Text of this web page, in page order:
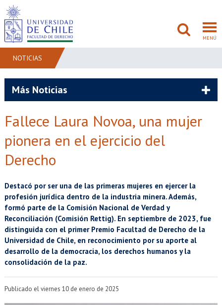
MENÚ
POSTGRADO
BIBLIOTECAS
EXTENSIÓN
Académicos Estudiantes
Egresados
NOTICIAS
Más Noticias
Fallece Laura Novoa, una mujer
pionera en el ejercicio del
Derecho
Destacó por ser una de las primeras mujeres en ejercer la
profesión jurídica dentro de la industria minera. Además,
formó parte de la Comisión Nacional de Verdad y
Reconciliación (Comisión Rettig). En septiembre de 2023, fue
distinguida con el primer Premio Facultad de Derecho de la
Universidad de Chile, en reconocimiento por su aporte al
desarrollo de la democracia, los derechos humanos y la
consolidación de la paz.
Publicado el viernes 10 de enero de 2025